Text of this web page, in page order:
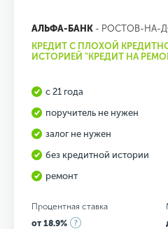
АЛЬФА-БАНК - РОСТОВ-НА-
КРЕДИТ С ПЛОХОЙ
ИСТОРИЕЙ "КРЕДИТ НА
с 21 года
поручитель не нужен
залог не нужен
без кредитной истории
ремонт
Процентная ставка
от 18.9%